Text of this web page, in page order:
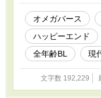
オメガバース
ハッピーエンド
全年齢BL
現
文字数 192,229